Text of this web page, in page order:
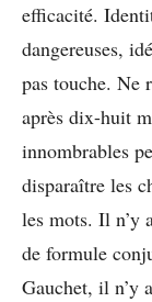
efficacité.
dangereuses,
pas touche. Ne
après dix-huit
innombrables
disparaître les
les mots. Il n’y
de formule
Gauchet, il n’y